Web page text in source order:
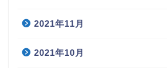
2021年11月
2021年10月